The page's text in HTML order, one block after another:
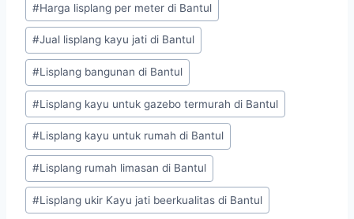
#Harga lisplang per meter di Bantul
#Jual lisplang kayu jati di Bantul
#Lisplang bangunan di Bantul
#Lisplang kayu untuk gazebo termurah di Bantul
#Lisplang kayu untuk rumah di Bantul
#Lisplang rumah limasan di Bantul
#Lisplang ukir Kayu jati beerkualitas di Bantul